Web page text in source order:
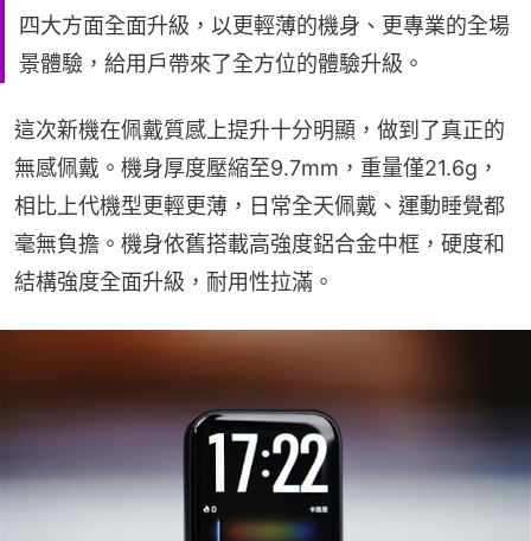
四大方面全面升級，以更輕薄的機身、更專業的全場
景體驗，給用戶帶來了全方位的體驗升級。
這次新機在佩戴質感上提升十分明顯，做到了真正的
無感佩戴。機身厚度壓縮至9.7mm，重量僅21.6g，
相比上代機型更輕更薄，日常全天佩戴、運動睡覺都
毫無負擔。機身依舊搭載高強度鋁合金中框，硬度和
結構強度全面升級，耐用性拉滿。